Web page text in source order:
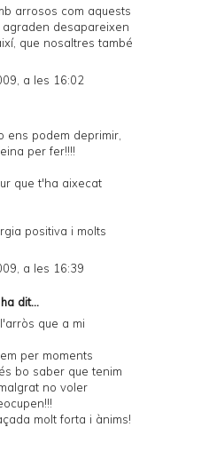
arrosos com aquests
desapareixen
que nosaltres també
a les 16:02
ens podem deprimir,
per fer!!!!
que t'ha aixecat
positiva i molts
a les 16:39
ha dit...
que a mi
per moments
bo saber que tenim
no voler
molt forta i ànims!